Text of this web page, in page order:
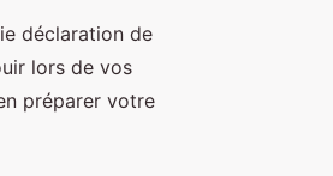
déclaration de
lors de vos
préparer votre